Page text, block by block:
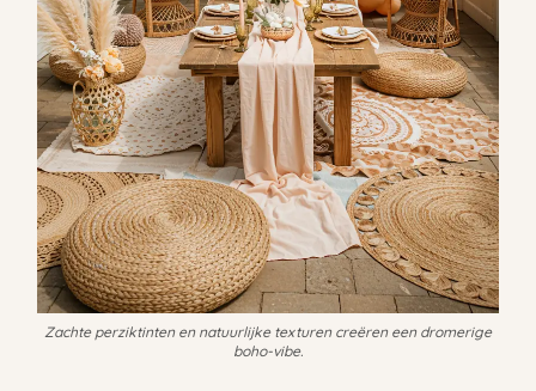
Zachte perziktinten en natuurlijke texturen creëren een dromerige
boho-vibe.